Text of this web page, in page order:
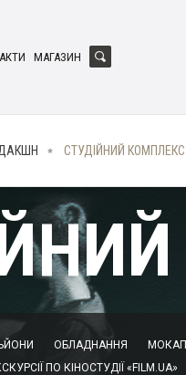
МАГАЗИН
СТУДІЙНИЙ КОМПЛЕКС
ОБЛАДНАННЯ МОКАП
ПО КІНОСТУДІЇ «FILM.UA»